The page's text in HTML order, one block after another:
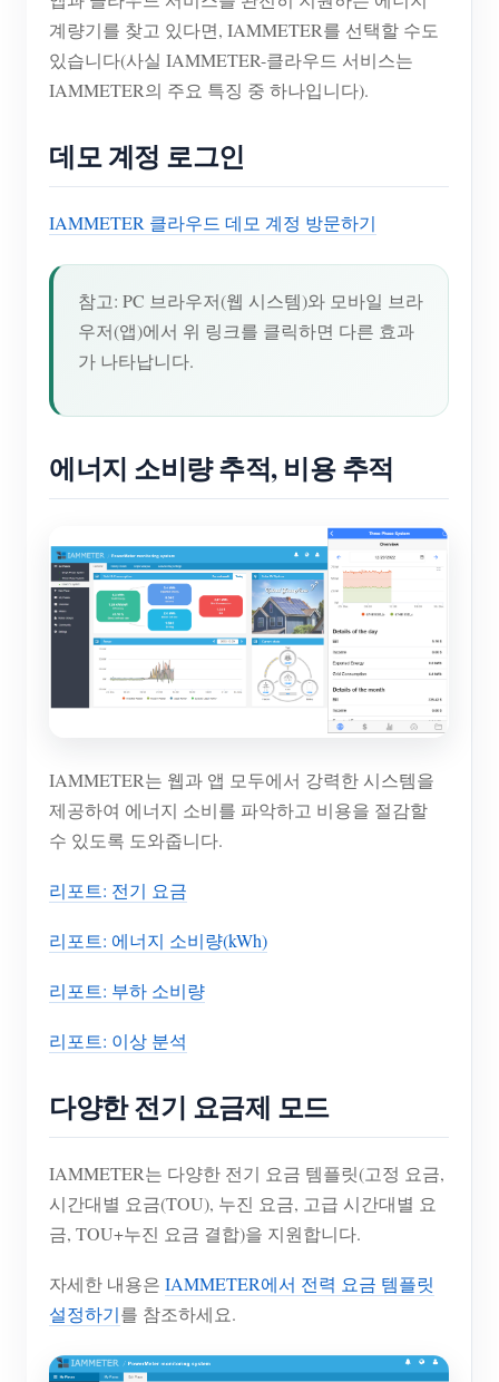
계량기를 찾고 있다면, IAMMETER를 선택할 수도
있습니다(사실 IAMMETER-클라우드 서비스는
IAMMETER의 주요 특징 중 하나입니다).
데모 계정 로그인
IAMMETER 클라우드 데모 계정 방문하기
참고: PC 브라우저(웹 시스템)와 모바일 브라
우저(앱)에서 위 링크를 클릭하면 다른 효과
가 나타납니다.
에너지 소비량 추적, 비용 추적
IAMMETER는 웹과 앱 모두에서 강력한 시스템을
제공하여 에너지 소비를 파악하고 비용을 절감할
수 있도록 도와줍니다.
리포트: 전기 요금
리포트: 에너지 소비량(kWh)
리포트: 부하 소비량
리포트: 이상 분석
다양한 전기 요금제 모드
IAMMETER는 다양한 전기 요금 템플릿(고정 요금,
시간대별 요금(TOU), 누진 요금, 고급 시간대별 요
금, TOU+누진 요금 결합)을 지원합니다.
자세한 내용은 IAMMETER에서 전력 요금 템플릿
설정하기를 참조하세요.